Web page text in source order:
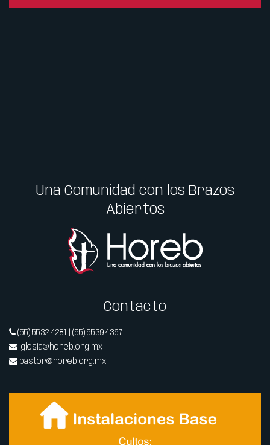
Una Comunidad con los Brazos
Abiertos
Contacto
(55) 5532 4281 | (55) 5539 4367
iglesia@horeb.org.mx
pastor@horeb.org.mx